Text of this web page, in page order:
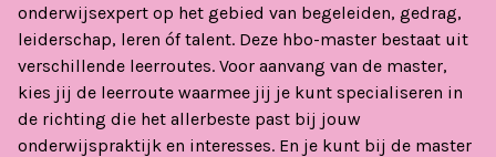
onderwijsexpert op het gebied van begeleiden, gedrag,
leiderschap, leren óf talent. Deze hbo-master bestaat uit
verschillende leerroutes. Voor aanvang van de master,
kies jij de leerroute waarmee jij je kunt specialiseren in
de richting die het allerbeste past bij jouw
onderwijspraktijk en interesses. En je kunt bij de master